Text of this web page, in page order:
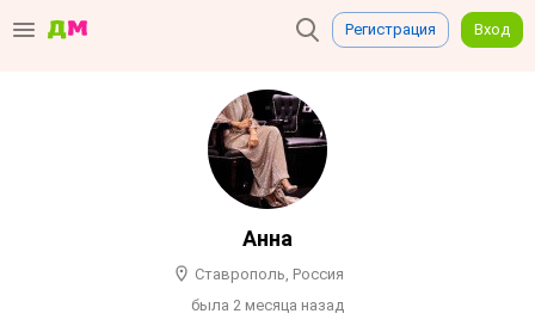
Регистрация Вход
Анна
Ставрополь, Россия
была 2 месяца назад